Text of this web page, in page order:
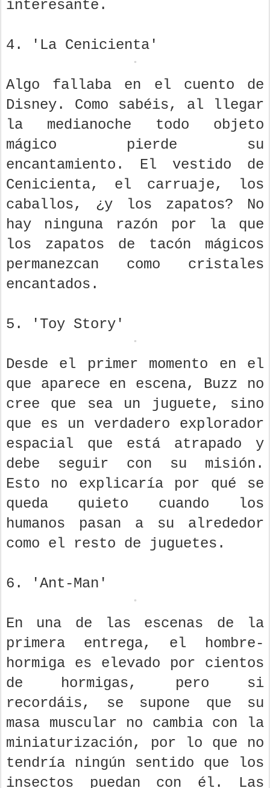
interesante.
4. 'La Cenicienta'
Algo fallaba en el cuento de
Disney. Como sabéis, al llegar
la medianoche todo objeto
mágico pierde su
encantamiento. El vestido de
Cenicienta, el carruaje, los
caballos, ¿y los zapatos? No
hay ninguna razón por la que
los zapatos de tacón mágicos
permanezcan como cristales
encantados.
5. 'Toy Story'
Desde el primer momento en el
que aparece en escena, Buzz no
cree que sea un juguete, sino
que es un verdadero explorador
espacial que está atrapado y
debe seguir con su misión.
Esto no explicaría por qué se
queda quieto cuando los
humanos pasan a su alrededor
como el resto de juguetes.
6. 'Ant-Man'
En una de las escenas de la
primera entrega, el hombre-
hormiga es elevado por cientos
de hormigas, pero si
recordáis, se supone que su
masa muscular no cambia con la
miniaturización, por lo que no
tendría ningún sentido que los
insectos puedan con él. Las